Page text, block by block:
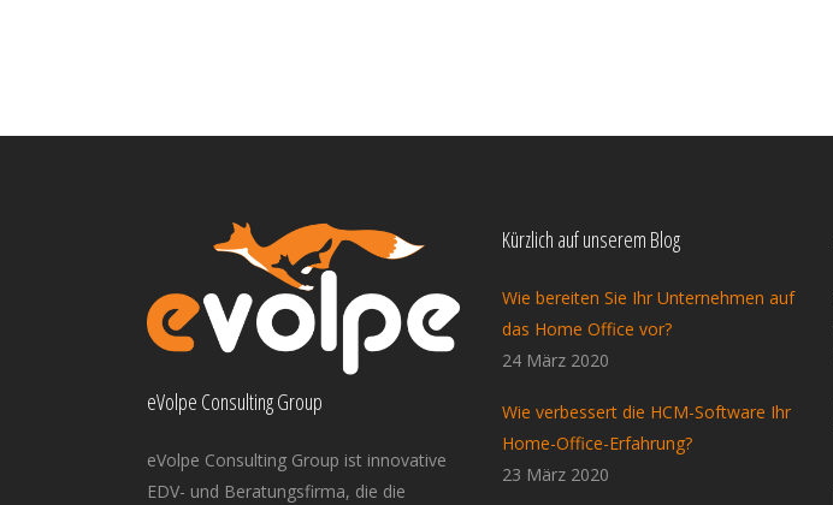
eVolpe Consulting Group
eVolpe Consulting Group ist innovative
EDV- und Beratungsfirma, die die
Kürzlich auf unserem Blog
Wie bereiten Sie Ihr Unternehmen auf
das Home Office vor?
24 März 2020
Wie verbessert die HCM-Software Ihr
Home-Office-Erfahrung?
23 März 2020